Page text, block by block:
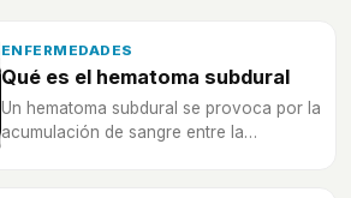
ENFERMEDADES
Qué es el hematoma subdural
Un hematoma subdural se provoca por la
acumulación de sangre entre la